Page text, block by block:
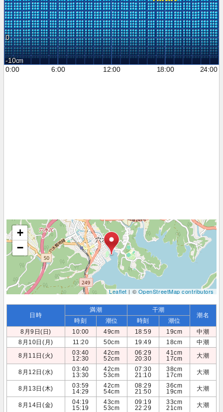
0
-10
0:00
6:00 12:00 18:00 24:00
+
−
Leaflet| ©OpenStreetMap contributors
日時
満潮 干潮
潮名
時刻 潮位 時刻
潮位
8月9日(日)
10:00 49cm 18:59 19cm
中潮
8月10日(月)
11:20 50cm 19:49 18cm
中潮
8月11日(火)
03:40
12:30
42cm
52cm
06:29
20:30
41cm
17cm
大潮
8月12日(水)
03:40
13:30
42cm
53cm
07:30
21:10
38cm
17cm
大潮
8月13日(木)
03:59
14:29
42cm
54cm
08:29
21:50
36cm
19cm
大潮
8月14日(金)
04:19
15:19
43cm
53cm
09:19
22:29
33cm
21cm
大潮